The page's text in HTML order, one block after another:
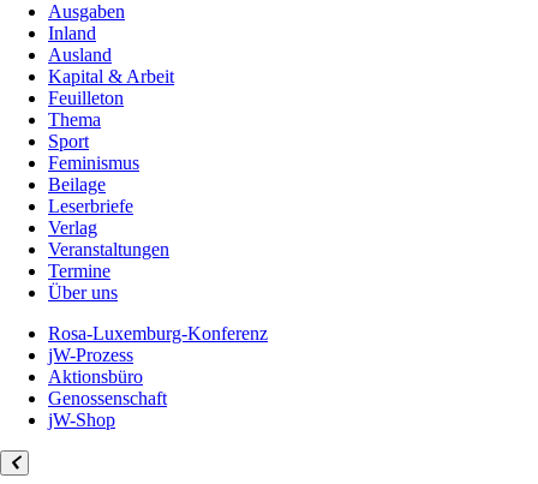
Ausgaben
Inland
Ausland
Kapital & Arbeit
Feuilleton
Thema
Sport
Feminismus
Beilage
Leserbriefe
Verlag
Veranstaltungen
Termine
Über uns
Rosa-Luxemburg-Konferenz
jW-Prozess
Aktionsbüro
Genossenschaft
jW-Shop